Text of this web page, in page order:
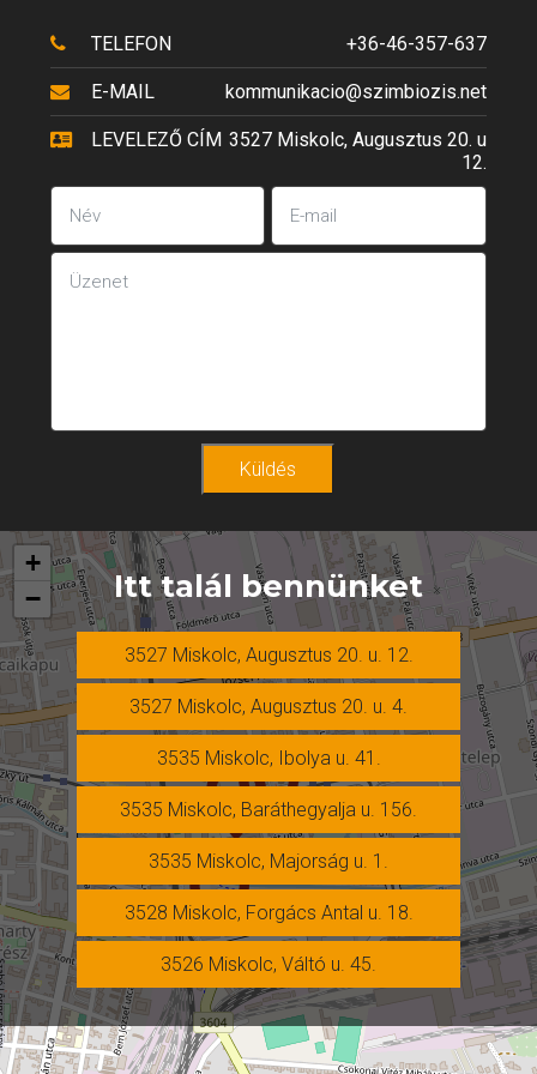
TELEFON +36-46-357-637
E-MAIL kommunikacio@szimbiozis.net
LEVELEZŐ CÍM 3527 Miskolc, Augusztus 20. u
12.
Küldés
Itt talál bennünket
3527 Miskolc, Augusztus 20. u. 12.
3527 Miskolc, Augusztus 20. u. 4.
3535 Miskolc, Ibolya u. 41.
3535 Miskolc, Baráthegyalja u. 156.
3535 Miskolc, Majorság u. 1.
3528 Miskolc, Forgács Antal u. 18.
3526 Miskolc, Váltó u. 45.
+
−